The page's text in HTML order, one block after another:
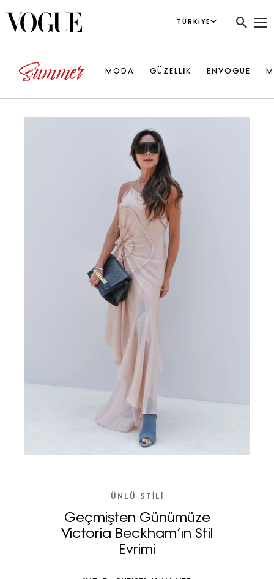
TÜRKIYE
MODA GÜZELLİK ENVOGUE
ÜNLÜ STILI
Geçmişten Günümüze
Victoria Beckham’ın Stil
Evrimi